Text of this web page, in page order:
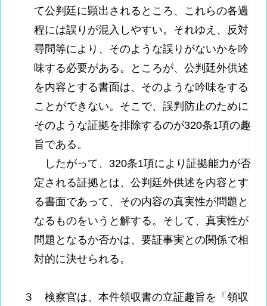
て公判廷に顕出されるところ、これらの各過
程には誤りが混入しやすい。それゆえ、反対
尋問等により、そのような誤りがないかを吟
味する必要がある。ところが、公判廷外供述
を内容とする書面は、そのような吟味をする
ことができない。そこで、誤判防止のために
そのような証拠を排除するのが320条1項の趣
旨である。
したがって、320条1項により証拠能力が否
定される証拠とは、公判廷外供述を内容とす
る書面であって、その内容の真実性が問題と
なるものをいうと解する。そして、真実性が
問題となるか否かは、要証事実との関係で相
対的に決せられる。
３ 検察官は、本件領収書の立証趣旨を「領収